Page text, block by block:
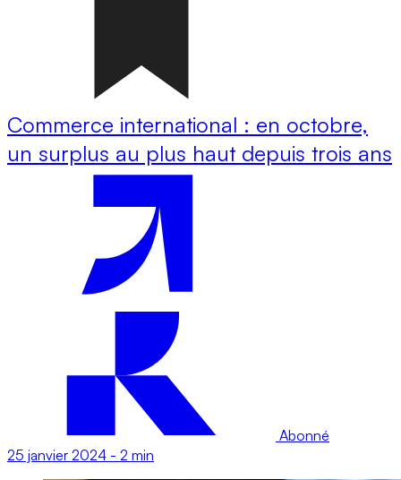
Commerce international : en octobre,
un surplus au plus haut depuis trois ans
Abonné
25 janvier 2024 - 2 min